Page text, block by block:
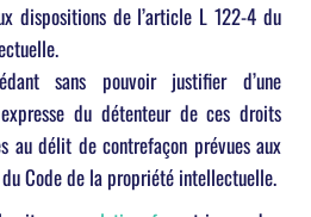
dispositions de l’article L 122-4 du
sans pouvoir justifier d’une
du détenteur de ces droits
au délit de contrefaçon prévues aux
Code de la propriété intellectuelle.